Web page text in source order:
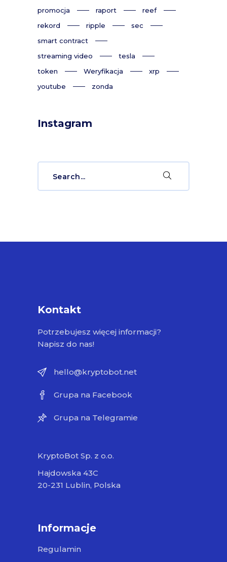
promocja
raport
reef
rekord
ripple
sec
smart contract
streaming video
tesla
token
Weryfikacja
xrp
youtube
zonda
Instagram
Kontakt
Potrzebujesz więcej informacji?
Napisz do nas!
hello@kryptobot.net
Grupa na Facebook
Grupa na Telegramie
KryptoBot Sp. z o.o.
Hajdowska 43C
20-231 Lublin, Polska
Informacje
Regulamin